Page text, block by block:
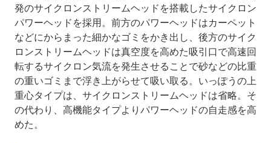
発のサイクロンストリームヘッドを搭載したサイクロン
パワーヘッドを採用。前方のパワーヘッドはカーペット
などにからまった細かなゴミをかき出し、後方のサイク
ロンストリームヘッドは真空度を高めた吸引口で高速回
転するサイクロン気流を発生させることで砂などの比重
の重いゴミまで浮き上がらせて吸い取る。いっぽうの上
重心タイプは、サイクロンストリームヘッドは省略。そ
の代わり、高機能タイプよりパワーヘッドの自走感を高
めた。